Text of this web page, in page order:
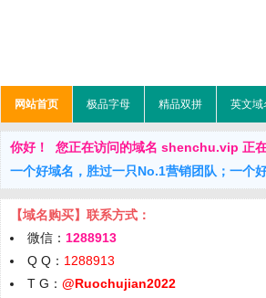
网站首页 极品字母 精品双拼 英文域
你好！ 您正在访问的域名 shenchu.vip 正
一个好域名，胜过一只No.1营销团队；一个
【域名购买】联系方式：
微信： 1288913
Q Q： 1288913
T G： @Ruochujian2022